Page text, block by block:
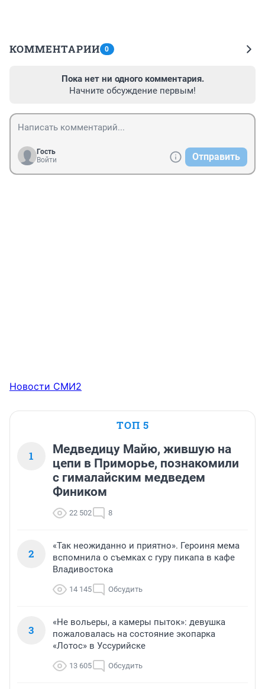
КОММЕНТАРИИ 0
Пока нет ни одного комментария.
Начните обсуждение первым!
Гость
Войти
Отправить
Новости СМИ2
ТОП 5
1
Медведицу Майю, жившую на
цепи в Приморье, познакомили
с гималайским медведем
Фиником
22 502 8
2
«Так неожиданно и приятно». Героиня мема
вспомнила о съемках с гуру пикапа в кафе
Владивостока
14 145 Обсудить
3
«Не вольеры, а камеры пыток»: девушка
пожаловалась на состояние экопарка
«Лотос» в Уссурийске
13 605 Обсудить